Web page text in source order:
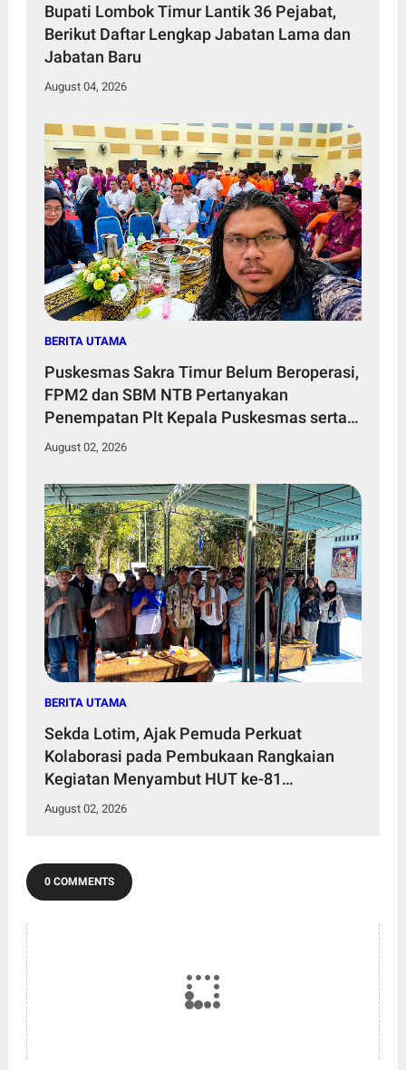
Bupati Lombok Timur Lantik 36 Pejabat,
Berikut Daftar Lengkap Jabatan Lama dan
Jabatan Baru
August 04, 2026
BERITA UTAMA
Puskesmas Sakra Timur Belum Beroperasi,
FPM2 dan SBM NTB Pertanyakan
Penempatan Plt Kepala Puskesmas serta
Tenaga Kesehatan
August 02, 2026
BERITA UTAMA
Sekda Lotim, Ajak Pemuda Perkuat
Kolaborasi pada Pembukaan Rangkaian
Kegiatan Menyambut HUT ke-81
Kemerdekaan RI di Desa Surabaya Utara
August 02, 2026
0 COMMENTS